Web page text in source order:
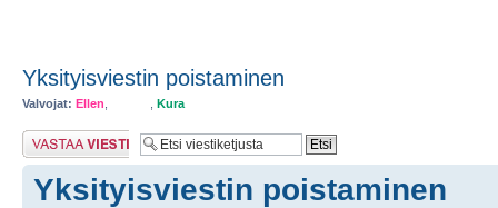
Yksityisviestin poistaminen
Valvojat: Ellen Kura
Lähetä vastaus
Yksityisviestin poistaminen